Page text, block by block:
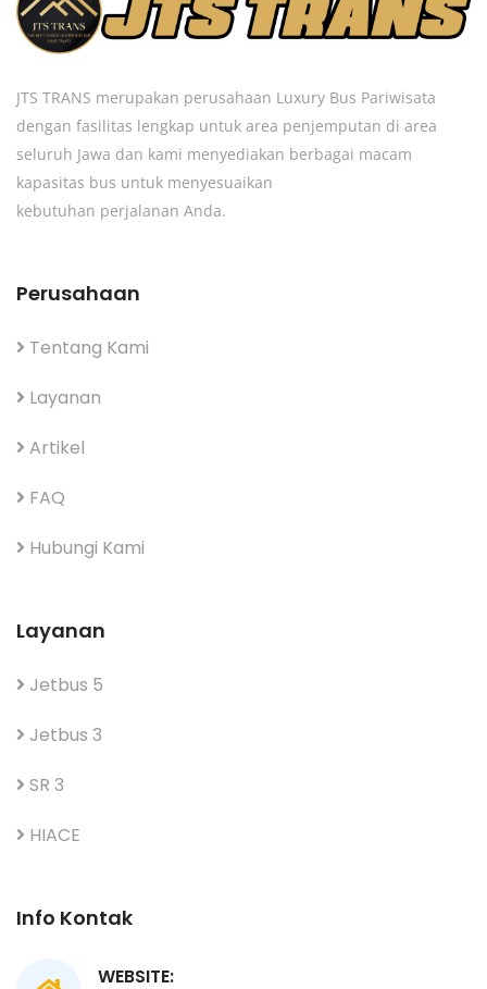
JTS TRANS merupakan perusahaan Luxury Bus Pariwisata
dengan fasilitas lengkap untuk area penjemputan di area
seluruh Jawa dan kami menyediakan berbagai macam
kapasitas bus untuk menyesuaikan
kebutuhan perjalanan Anda.
Perusahaan
Tentang Kami
Layanan
Artikel
FAQ
Hubungi Kami
Layanan
Jetbus 5
Jetbus 3
SR 3
HIACE
Info Kontak
WEBSITE: